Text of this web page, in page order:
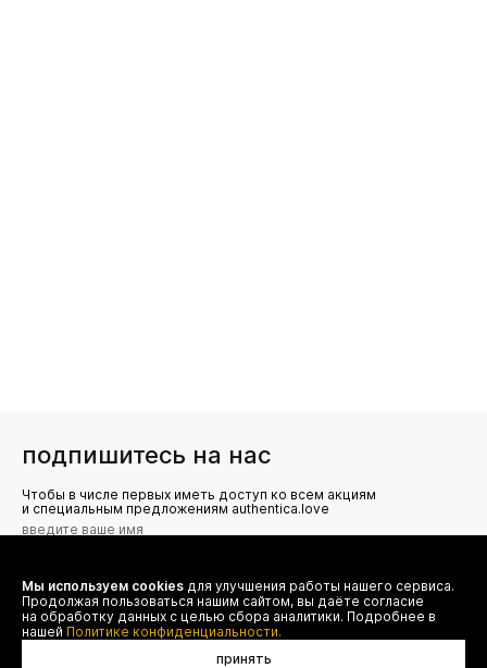
подпишитесь на нас
Чтобы в числе первых иметь доступ ко всем акциям
и специальным предложениям authentica.love
Я даю согласие на сбор, обработку и хранение моих
персональных данных (имя, email, телефон) для получения
рекламных и информационных рассылок от ООО 'БТ
Юнайтед', а также ознакомлен(а) с
Политикой конфиденциальности
Мы используем cookies для улучшения работы нашего сервиса.
Продолжая пользоваться нашим сайтом, вы даёте согласие
на обработку данных с целью сбора аналитики. Подробнее в
нашей Политике конфиденциальности.
принять